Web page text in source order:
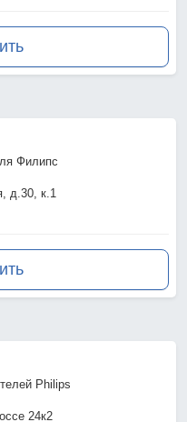
Филипс
д.30, к.1
Philips
24к2